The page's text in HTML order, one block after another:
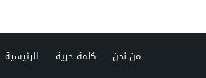
من نحن كلمة حرية الرئيسية